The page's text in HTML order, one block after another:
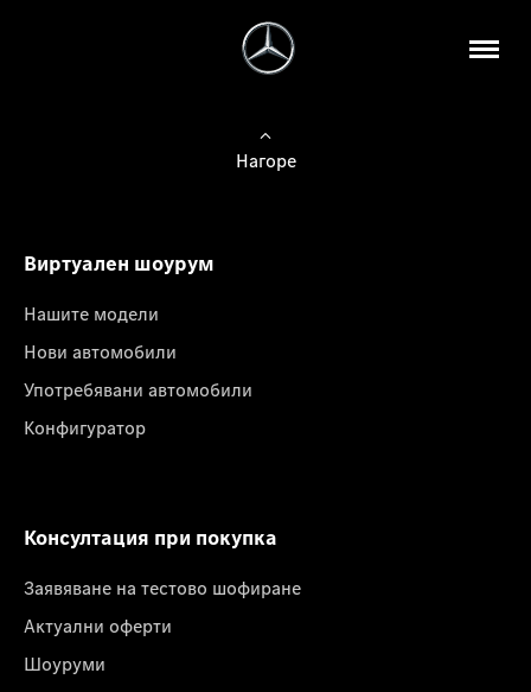
Нагоре
Виртуален шоурум
Нашите модели
Нови автомобили
Употребявани автомобили
Конфигуратор
Консултация при покупка
Заявяване на тестово шофиране
Актуални оферти
Шоуруми